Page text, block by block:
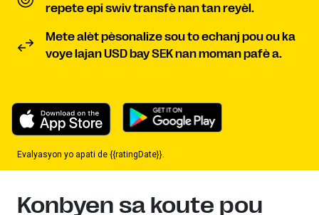
repete epi swiv transfè nan tan reyèl.
Mete alèt pèsonalize sou to echanj pou ou ka
voye lajan USD bay SEK nan moman pafè a.
Evalyasyon yo apati de {{ratingDate}}.
Konbyen sa koute pou